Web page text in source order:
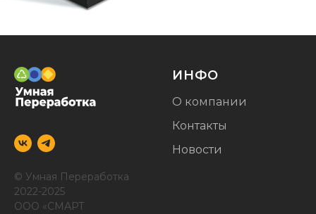
© Умная Переработка
2022-2025
ООО «СМАРТ
ИНФО
О компании
Контакты
Новости